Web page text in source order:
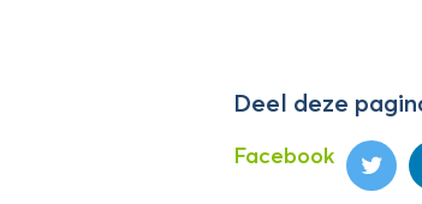
Deel deze
Facebook